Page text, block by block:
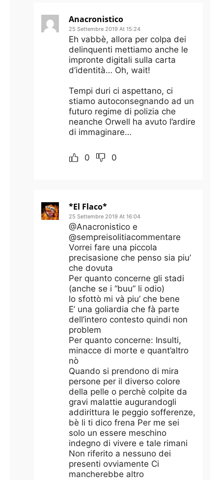
Anacronistico
25 Settembre 2019 At 15:24
Eh vabbè, allora per colpa dei
delinquenti mettiamo anche le
impronte digitali sulla carta
d’identità… Oh, wait!
Tempi duri ci aspettano, ci
stiamo autoconsegnando ad un
futuro regime di polizia che
neanche Orwell ha avuto l’ardire
di immaginare…
0 0
*El Flaco*
25 Settembre 2019 At 16:04
@Anacronistico e
@sempreisolitiacommentare
Vorrei fare una piccola
precisasione che penso sia piu’
che dovuta
Per quanto concerne gli stadi
(anche se i “buu” li odio)
lo sfottò mi và piu’ che bene
E’ una goliardia che fà parte
dell’intero contesto quindi non
problem
Per quanto concerne: Insulti,
minacce di morte e quant’altro
nò
Quando si prendono di mira
persone per il diverso colore
della pelle o perchè colpite da
gravi malattie augurandogli
addirittura le peggio sofferenze,
bè li ti dico frena Per me sei
solo un essere meschino
indegno di vivere e tale rimani
Non riferito a nessuno dei
presenti ovviamente Ci
mancherebbe altro